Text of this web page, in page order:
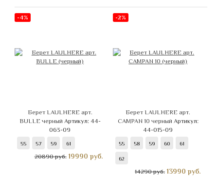
-4%
Берет LAULHERE арт.
BULLE черный Артикул: 44-
063-09
55 57 59 61
20890 руб. 19990 руб.
-2%
Берет LAULHERE арт.
CAMPAN 10 черный Артикул:
44-015-09
55 58 59 60 61
62
14290 руб. 13990 руб.